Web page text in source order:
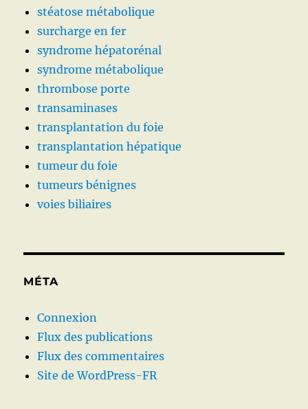
stéatose métabolique
surcharge en fer
syndrome hépatorénal
syndrome métabolique
thrombose porte
transaminases
transplantation du foie
transplantation hépatique
tumeur du foie
tumeurs bénignes
voies biliaires
MÉTA
Connexion
Flux des publications
Flux des commentaires
Site de WordPress-FR